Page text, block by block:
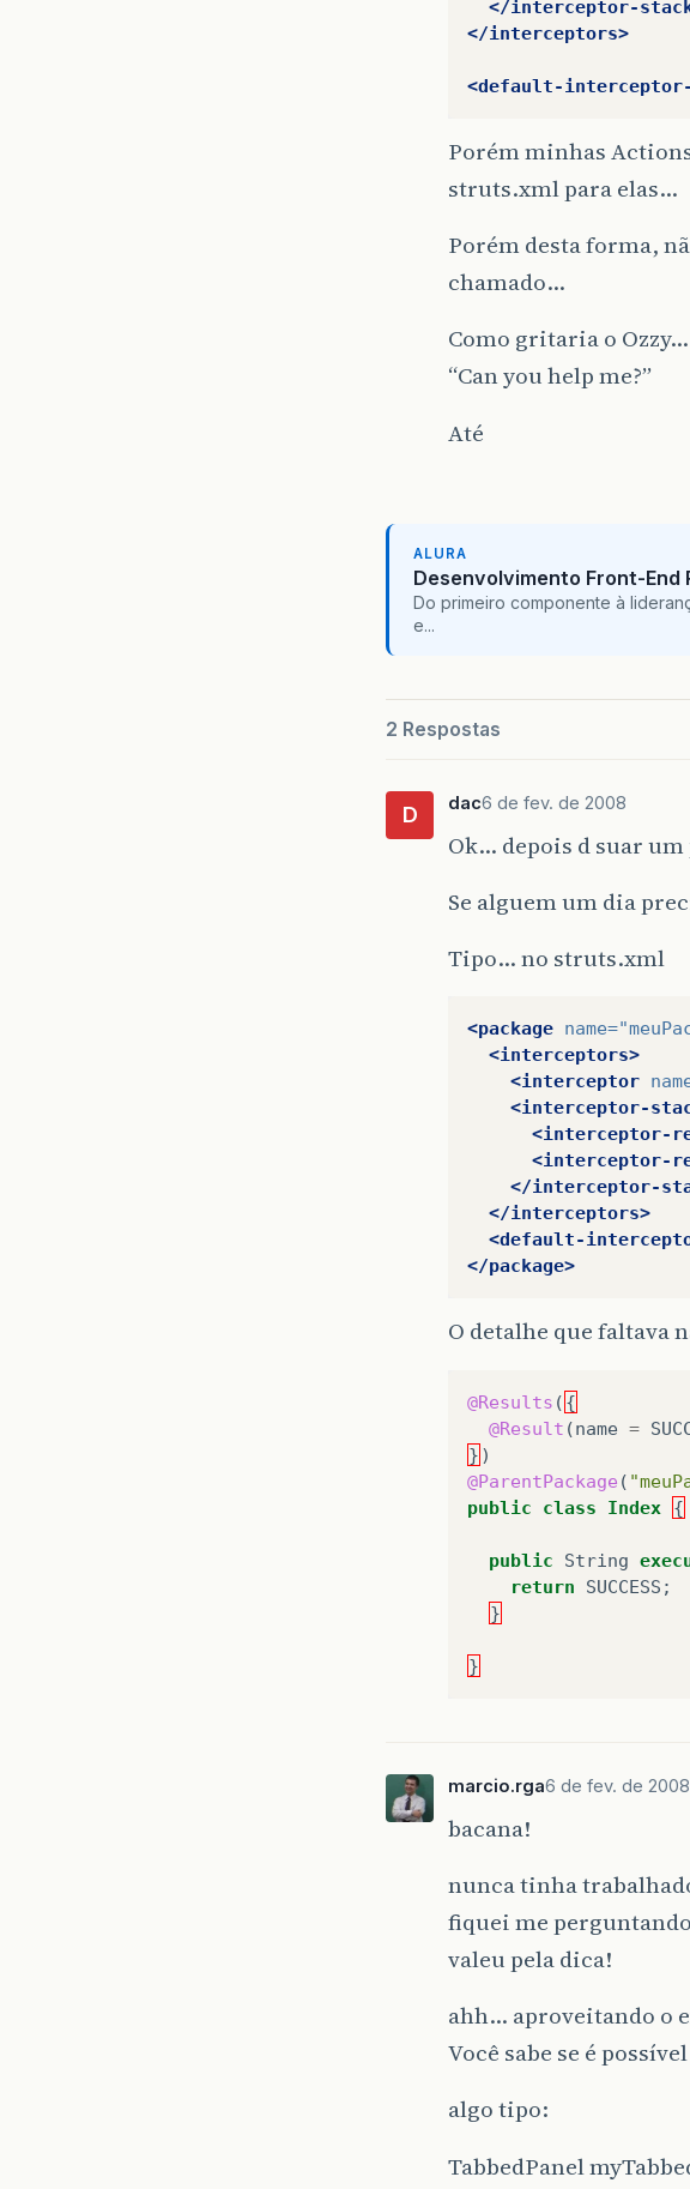
</interceptor-
</interceptors>
<default-
Porém minhas
struts.xml para elas…
Porém desta forma,
chamado…
Como gritaria o Ozzy…
“Can you help me?”
Até
ALURA
Desenvolvimento Front-End
Do primeiro componente à
e...
2 Respostas
D dac6 de fev. de 2008
Ok… depois d suar
Se alguem um dia
Tipo… no struts.xml
<package name=
<interceptors>
<interceptor
<interceptor-
<interceptor-
<interceptor-
</interceptor-
</interceptors>
<default-
</package>
O detalhe que faltava
@Results ( {
@Result (name =
} )
@ParentPackage (
public
class Index {
public String
return
SUCCESS ;
}
}
marcio.rga6 de fev. de 2008
bacana!
nunca tinha
fiquei me
valeu pela dica!
ahh… aproveitando o
Você sabe se é
algo tipo:
TabbedPanel